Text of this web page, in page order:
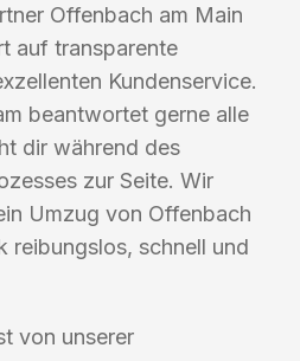
Offenbach am Main
auf transparente
Kundenservice.
beantwortet gerne alle
dir während des
zur Seite. Wir
Umzug von Offenbach
reibungslos, schnell und
von unserer